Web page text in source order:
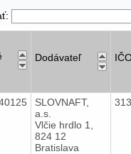
Dodávateľ
SLOVNAFT,
a.s.
Vlčie hrdlo 1,
824 12
Bratislava